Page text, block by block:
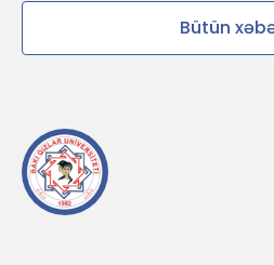
Bütün